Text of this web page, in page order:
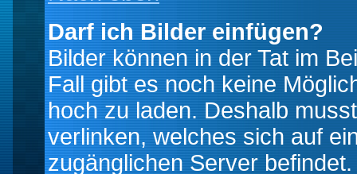
Darf ich Bilder einfügen?
Bilder können in der Tat im
Fall gibt es noch keine
hoch zu laden. Deshalb
verlinken, welches sich auf
zugänglichen Server